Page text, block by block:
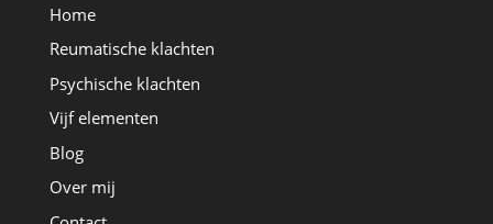
Home
Reumatische klachten
Psychische klachten
Vijf elementen
Blog
Over mij